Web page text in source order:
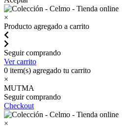
×
Producto agregado a carrito
Seguir comprando
Ver carrito
0 item(s) agregado tu carrito
×
MUTMA
Seguir comprando
Checkout
×